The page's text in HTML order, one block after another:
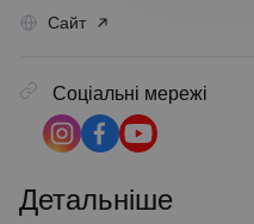
Сайт
Соціальні мережі
Детальніше